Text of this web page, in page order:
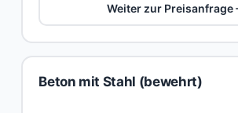
Weiter zur Preisanfrage
Beton mit Stahl (bewehrt)